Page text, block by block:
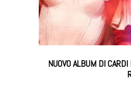
NUOVO ALBUM DI